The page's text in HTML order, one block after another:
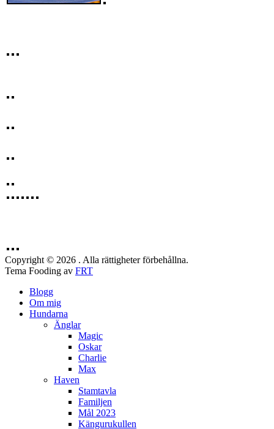
Copyright © 2026 . Alla rättigheter förbehållna.
Tema Fooding av FRT
Blogg
Om mig
Hundarna
Änglar
Magic
Oskar
Charlie
Max
Haven
Stamtavla
Familjen
Mål 2023
Kängurukullen